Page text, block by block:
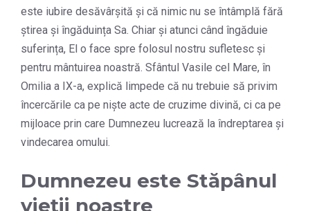
este iubire desăvârșită și că nimic nu se întâmplă fără
știrea și îngăduința Sa. Chiar și atunci când îngăduie
suferința, El o face spre folosul nostru sufletesc și
pentru mântuirea noastră. Sfântul Vasile cel Mare, în
Omilia a IX-a, explică limpede că nu trebuie să privim
încercările ca pe niște acte de cruzime divină, ci ca pe
mijloace prin care Dumnezeu lucrează la îndreptarea și
vindecarea omului.
Dumnezeu este Stăpânul
vieții noastre